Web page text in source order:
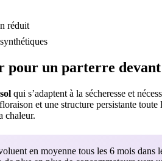
réduit
pour un parterre
qui s’adaptent à la sécheresse et
et une structure persistante toute
chaleur.
en moyenne tous les 6 mois dans